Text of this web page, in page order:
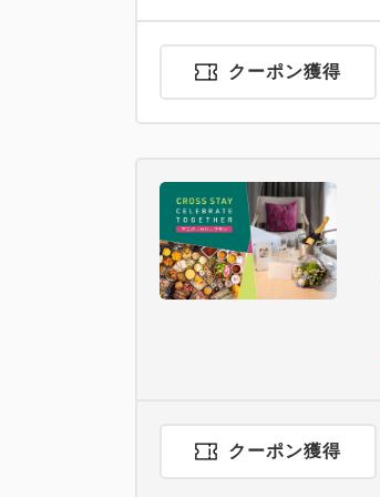
クーポン獲得
クーポン獲得